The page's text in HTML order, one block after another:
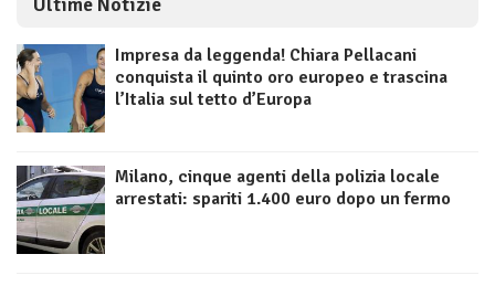
Impresa da leggenda! Chiara Pellacani
conquista il quinto oro europeo e trascina
l’Italia sul tetto d’Europa
Milano, cinque agenti della polizia locale
arrestati: spariti 1.400 euro dopo un fermo